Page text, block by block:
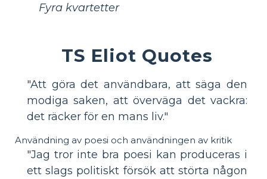
Fyra kvartetter
TS Eliot Quotes
"Att göra det användbara, att säga den
modiga saken, att överväga det vackra:
det räcker för en mans liv."
Användning av poesi och användningen av kritik
"Jag tror inte bra poesi kan produceras i
ett slags politiskt försök att störta någon